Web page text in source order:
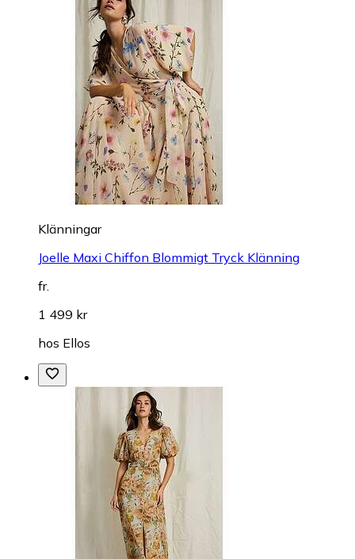
Klänningar
Joelle Maxi Chiffon Blommigt Tryck Klänning
fr.
1 499 kr
hos Ellos